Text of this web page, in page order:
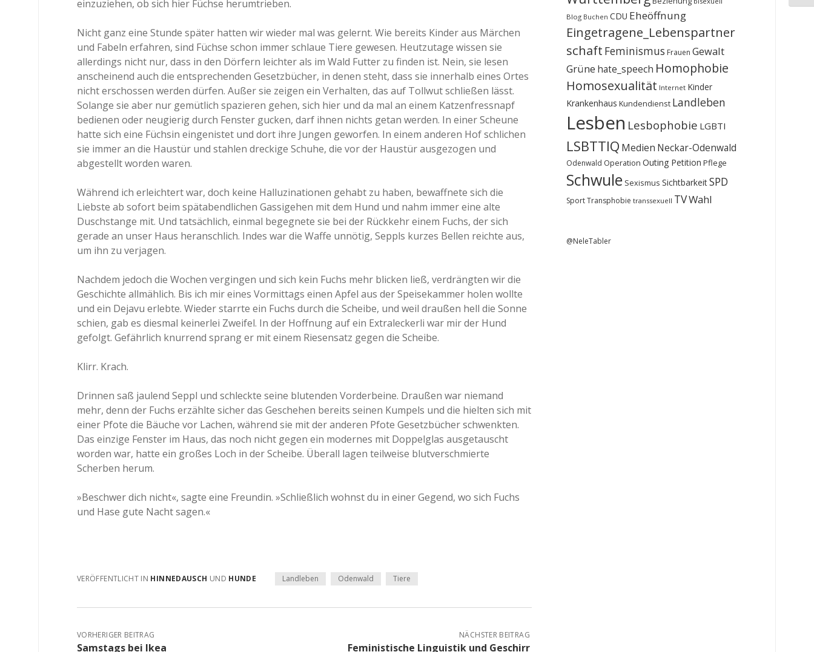
einzuziehen, ob sich hier Füchse herumtrieben.
Nicht ganz eine Stunde später hatten wir wieder mal was gelernt. Wie bereits Kinder aus Märchen
und Fabeln erfahren, sind Füchse schon immer schlaue Tiere gewesen. Heutzutage wissen sie
allerdings nicht nur, dass in den Dörfern leichter als im Wald Futter zu finden ist. Nein, sie lesen
anscheinend auch die entsprechenden Gesetzbücher, in denen steht, dass sie innerhalb eines Ortes
nicht erschossen werden dürfen. Außer sie zeigen ein Verhalten, das auf Tollwut schließen lässt.
Solange sie aber nur gemütlich spazieren gehen, sich hier und da mal an einem Katzenfressnapf
bedienen oder neugierig durch Fenster gucken, darf ihnen nichts getan werden. In einer Scheune
hatte sich eine Füchsin eingenistet und dort ihre Jungen geworfen. In einem anderen Hof schlichen
sie immer an die Haustür und stahlen dreckige Schuhe, die vor der Haustür ausgezogen und
abgestellt worden waren.
Während ich erleichtert war, doch keine Halluzinationen gehabt zu haben, bewaffnete sich die
Liebste ab sofort beim spätabendlichen Gassigehen mit dem Hund und nahm immer eine alte
Duschstange mit. Und tatsächlich, einmal begegnete sie bei der Rückkehr einem Fuchs, der sich
gerade an unser Haus heranschlich. Indes war die Waffe unnötig, Seppls kurzes Bellen reichte aus,
um ihn zu verjagen.
Nachdem jedoch die Wochen vergingen und sich kein Fuchs mehr blicken ließ, verdrängten wir die
Geschichte allmählich. Bis ich mir eines Vormittags einen Apfel aus der Speisekammer holen wollte
und ein Dejavu erlebte. Wieder starrte ein Fuchs durch die Scheibe, und weil draußen hell die Sonne
schien, gab es diesmal keinerlei Zweifel. In der Hoffnung auf ein Extraleckerli war mir der Hund
gefolgt. Gefährlich knurrend sprang er mit einem Riesensatz gegen die Scheibe.
Klirr. Krach.
Drinnen saß jaulend Seppl und schleckte seine blutenden Vorderbeine. Draußen war niemand
mehr, denn der Fuchs erzählte sicher das Geschehen bereits seinen Kumpels und die hielten sich mit
einer Pfote die Bäuche vor Lachen, während sie mit der anderen Pfote Gesetzbücher schwenkten.
Das einzige Fenster im Haus, das noch nicht gegen ein modernes mit Doppelglas ausgetauscht
worden war, hatte ein großes Loch in der Scheibe. Überall lagen teilweise blutverschmierte
Scherben herum.
»Beschwer dich nicht«, sagte eine Freundin. »Schließlich wohnst du in einer Gegend, wo sich Fuchs
und Hase gute Nacht sagen.«
VERÖFFENTLICHT IN HINNEDAUSCH UND HUNDE Landleben Odenwald Tiere
VORHERIGER BEITRAG
Samstags bei Ikea
NÄCHSTER BEITRAG
Feministische Linguistik und Geschirr
Blog Buchen CDU Eheöffnung
Eingetragene_Lebenspartner
schaft Feminismus Frauen Gewalt
Grüne hate_speech Homophobie
Homosexualität Internet Kinder
Krankenhaus Kundendienst Landleben
Lesben Lesbophobie LGBTI
LSBTTIQ Medien Neckar-Odenwald
Odenwald Operation Outing Petition Pflege
Schwule Sexismus SichtbarkeitSPD
SportTransphobie transsexuell TVWahl
@NeleTabler